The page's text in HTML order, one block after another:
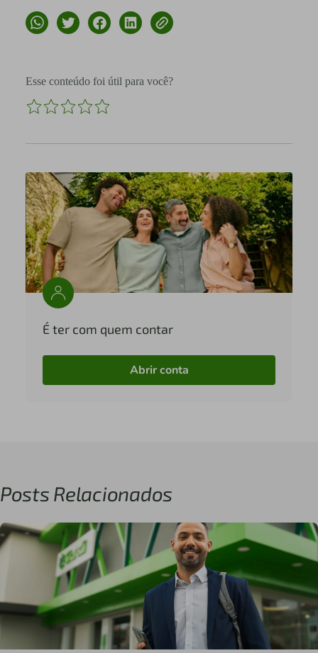
Esse conteúdo foi útil para você?
É ter com quem contar
Abrir conta
Posts Relacionados